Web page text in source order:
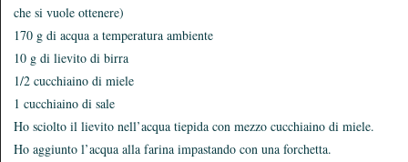
che si vuole ottenere)
170 g di acqua a temperatura ambiente
10 g di lievito di birra
1/2 cucchiaino di miele
1 cucchiaino di sale
Ho sciolto il lievito nell’acqua tiepida con mezzo cucchiaino di miele.
Ho aggiunto l’acqua alla farina impastando con una forchetta.